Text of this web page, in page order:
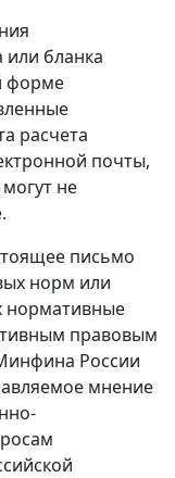
или бланка
форме
расчета
почты,
не
письмо
норм или
нормативные
правовым
России
мнение